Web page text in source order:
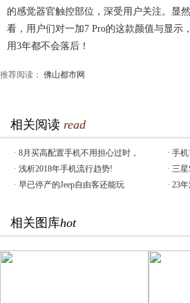
的感觉器官触控部位，深受用户关注。显
看，用户们对一加7 Pro的这款颜值与显示
用3年都不会落后！
推荐阅读： 佛山都市网
相关阅读 read
· 8月买高配置手机不用担心过时， · 手
· 浅析2018年手机流行趋势! · 三
· 早已停产的Jeep自由客还能玩 · 23
相关图库hot